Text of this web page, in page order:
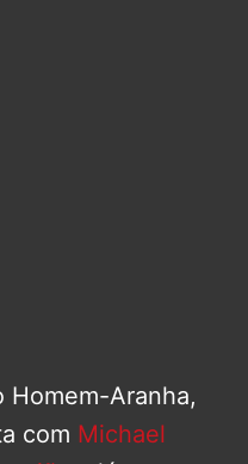
Homem-Aranha,
com Michael